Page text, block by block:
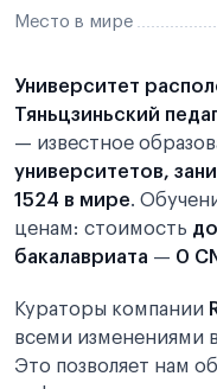
Место в мире
Университет
Тяньцзиньский
— известное
университетов,
1524 в мире.
ценам: стоимость
бакалавриата — 0
Кураторы компании
всеми изменениями
Это позволяет нам